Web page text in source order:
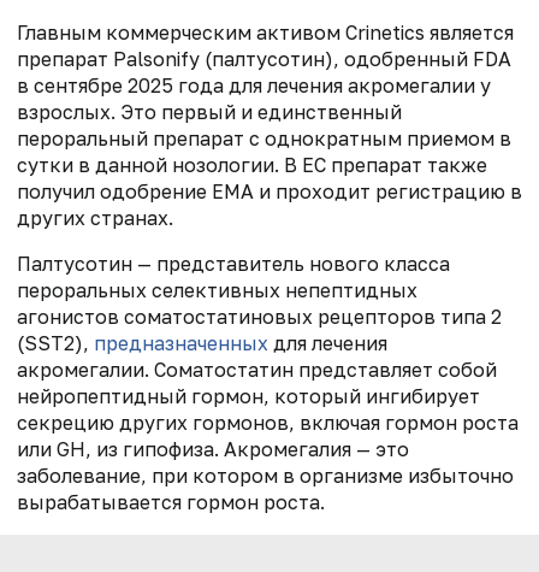
Главным коммерческим активом Crinetics является
препарат Palsonify (палтусотин), одобренный FDA
в сентябре 2025 года для лечения акромегалии у
взрослых. Это первый и единственный
пероральный препарат с однократным приемом в
сутки в данной нозологии. В ЕС препарат также
получил одобрение EMA и проходит регистрацию в
других странах.
Палтусотин — представитель нового класса
пероральных селективных непептидных
агонистов соматостатиновых рецепторов типа 2
(SST2), предназначенных для лечения
акромегалии. Соматостатин представляет собой
нейропептидный гормон, который ингибирует
секрецию других гормонов, включая гормон роста
или GH, из гипофиза. Акромегалия — это
заболевание, при котором в организме избыточно
вырабатывается гормон роста.